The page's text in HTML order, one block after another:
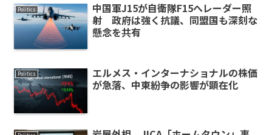
Politics
中国軍J15が自衛隊F15へレーダー照
射 政府は強く抗議、同盟国も深刻な
懸念を共有
Politics
エルメス・インターナショナルの株価
が急落、中東紛争の影響が顕在化